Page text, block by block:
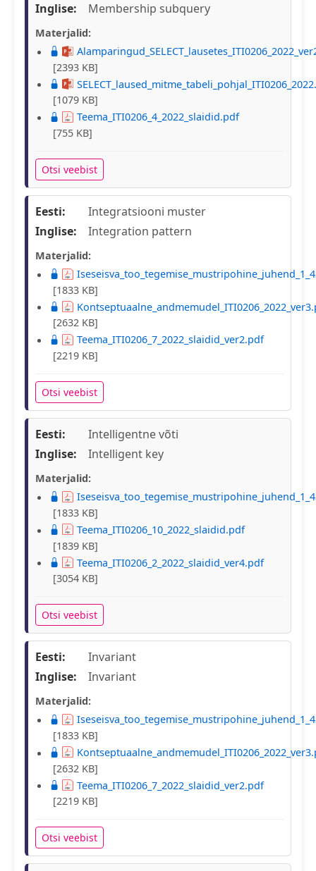
Inglise:
Membership subquery
Materjalid:
[2393 KB]
[1079 KB]
Teema_ITI0206_4_2022_slaidid.pdf
[755 KB]
Otsi veebist
Eesti:
Integratsiooni muster
Inglise:
Integration pattern
Materjalid:
[1833 KB]
[2632 KB]
Teema_ITI0206_7_2022_slaidid_ver2.pdf
[2219 KB]
Otsi veebist
Eesti:
Intelligentne võti
Inglise:
Intelligent key
Materjalid:
[1833 KB]
Teema_ITI0206_10_2022_slaidid.pdf
[1839 KB]
Teema_ITI0206_2_2022_slaidid_ver4.pdf
[3054 KB]
Otsi veebist
Eesti:
Invariant
Inglise:
Invariant
Materjalid:
[1833 KB]
[2632 KB]
Teema_ITI0206_7_2022_slaidid_ver2.pdf
[2219 KB]
Otsi veebist